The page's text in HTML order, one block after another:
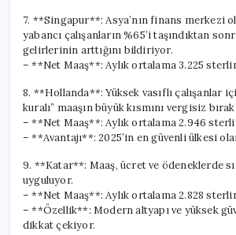
7. **Singapur**: Asya’nın finans merkezi
yabancı çalışanların %65’i taşındıktan
gelirlerinin arttığını bildiriyor.
– **Net Maaş**: Aylık ortalama 3.225
8. **Hollanda**: Yüksek vasıflı çalışanlar
kuralı” maaşın büyük kısmını vergisiz
– **Net Maaş**: Aylık ortalama 2.946
– **Avantajı**: 2025’in en güvenli ülkesi
9. **Katar**: Maaş, ücret ve ödeneklerde
uyguluyor.
– **Net Maaş**: Aylık ortalama 2.828
– **Özellik**: Modern altyapı ve yüksek
dikkat çekiyor.